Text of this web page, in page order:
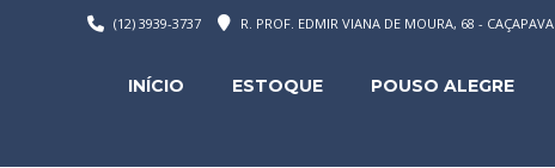
R. PROF. EDMIR VIANA DE MOURA, 68 - CAÇAPAVA
(12) 3939-3737
INÍCIO ESTOQUE POUSO ALEGRE